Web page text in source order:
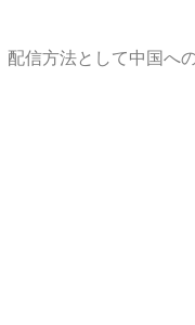
信方法として中国へ